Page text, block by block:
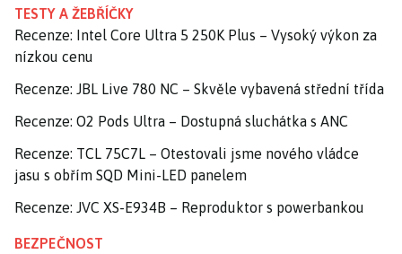
TESTY A ŽEBŘÍČKY
Recenze: Intel Core Ultra 5 250K Plus – Vysoký výkon za
nízkou cenu
Recenze: JBL Live 780 NC – Skvěle vybavená střední třída
Recenze: O2 Pods Ultra – Dostupná sluchátka s ANC
Recenze: TCL 75C7L – Otestovali jsme nového vládce
jasu s obřím SQD Mini-LED panelem
Recenze: JVC XS-E934B – Reproduktor s powerbankou
BEZPEČNOST